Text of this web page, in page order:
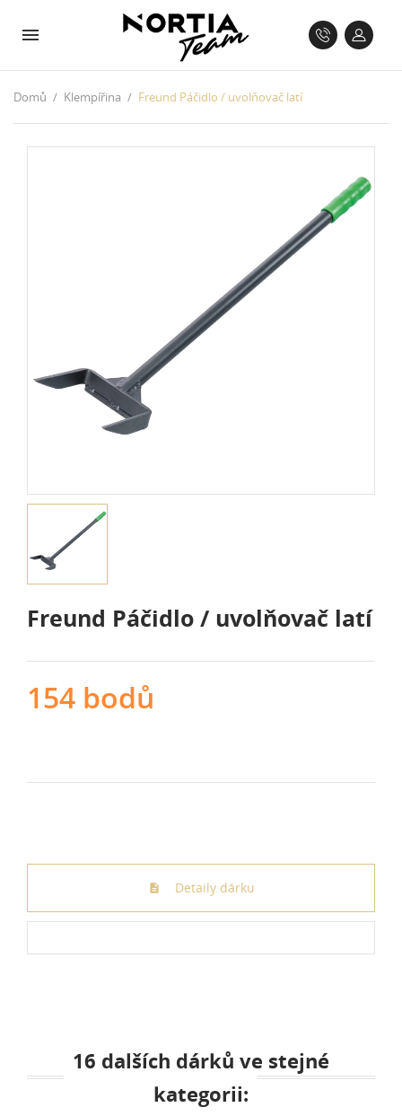
Domů Klempířina Freund Páčidlo / uvolňovač latí
Freund Páčidlo / uvolňovač latí
154 bodů
Detaily dárku
16 dalších dárků ve stejné
kategorii: